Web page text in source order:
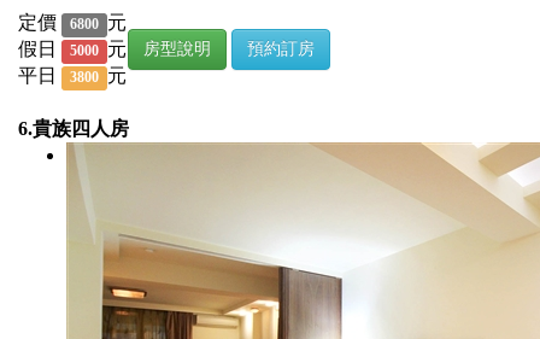
定價 6800 元
假日
5000 元
平日
3800 元
房型說明 預約訂房
6.貴族四人房